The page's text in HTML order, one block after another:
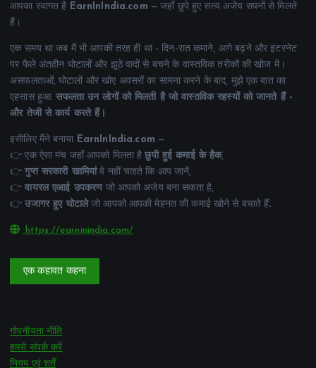
आपका स्वागत है EarnInIndia.com — जहाँ छुपे हुए सत्य अजेय सपनों से मिलते
हैं।
एक समय था जब मैं भी आपकी तरह ही था - दिन-रात कमाने, आगे बढ़ने और इंटरनेट
पर फैले अंतहीन घोटालों और झूठे वादों से बचने के वास्तविक तरीकों की खोज में।
असफलताओं, घोटालों और खोए अवसरों का सामना करने के बाद, मुझे एक बात का
एहसास हुआ:सफलता उन लोगों को मिलती है जो वास्तविक रहस्यों को जानते हैं -
और तेजी से कार्य करते हैं।
इसीलिए मैंने बनाया EarnInIndia.com —
👉 एक ऐसा मंच जहाँ आपको मिलता हैछुपी हुई कमाई के हैक,
👉गुप्त सरकारी खामियांवे नहीं चाहते कि आप जानें,
👉वायरल एआई उपकरण जो आपको अजेय बना सकता है,
👉उजागर हुए घोटालेजो आपको आपकी मेहनत की कमाई खोने से बचाते हैं.
https://earninindia.com/
एक कहावत कहना
गोपनीयता नीति
हमसे संपर्क करें
नियम एवं शर्तें